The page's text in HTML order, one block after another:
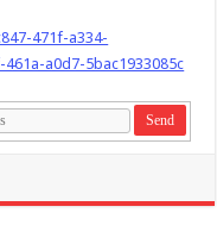
471f-a334-
a0d7-5bac1933085c